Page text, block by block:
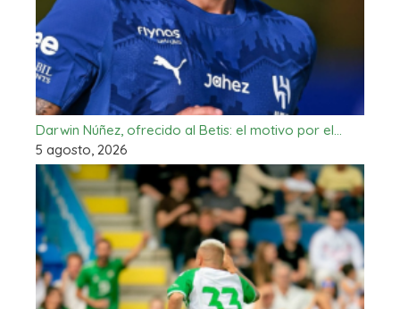
Darwin Núñez, ofrecido al Betis: el motivo por el…
5 agosto, 2026